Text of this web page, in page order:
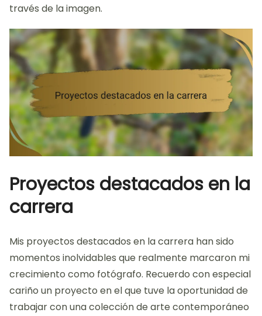
través de la imagen.
Proyectos destacados en la
carrera
Mis proyectos destacados en la carrera han sido
momentos inolvidables que realmente marcaron mi
crecimiento como fotógrafo. Recuerdo con especial
cariño un proyecto en el que tuve la oportunidad de
trabajar con una colección de arte contemporáneo